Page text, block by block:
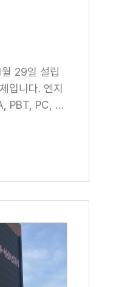
29일 설립
입니다. 엔지
PBT, PC, P
스틱 또한